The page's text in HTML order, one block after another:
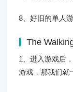
8、好旧的单人
The
1、进入游戏后
游戏，那我们就